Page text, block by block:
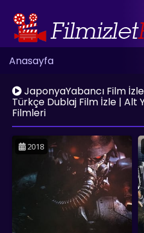
Anasayfa
JaponyaYabancı Film
Türkçe Dublaj Film İzle | Alt
Filmleri
2018